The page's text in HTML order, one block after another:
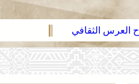
العرس الثقافي